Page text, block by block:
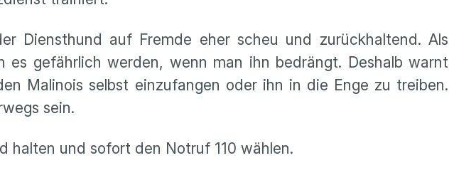
Diensthund auf Fremde eher scheu und zurückhaltend. Als
es gefährlich werden, wenn man ihn bedrängt. Deshalb warnt
Malinois selbst einzufangen oder ihn in die Enge zu treiben.
sein.
halten und sofort den Notruf 110 wählen.